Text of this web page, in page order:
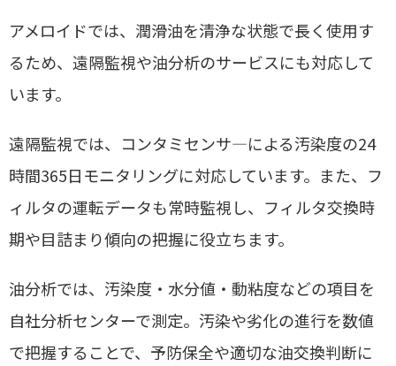
アメロイドでは、潤滑油を清浄な状態で長く使用す
るため、遠隔監視や油分析のサービスにも対応して
います。
遠隔監視では、コンタミセンサ―による汚染度の24
時間365日モニタリングに対応しています。また、フ
ィルタの運転データも常時監視し、フィルタ交換時
期や目詰まり傾向の把握に役立ちます。
油分析では、汚染度・水分値・動粘度などの項目を
自社分析センターで測定。汚染や劣化の進行を数値
で把握することで、予防保全や適切な油交換判断に